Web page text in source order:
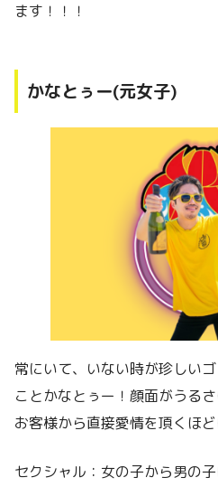
ます！！！
かなとぅー(元女子)
常にいて、いない時が珍しい
ことかなとぅー！顔面がうる
お客様から直接愛情を頂くほ
セクシャル：女の子から男の